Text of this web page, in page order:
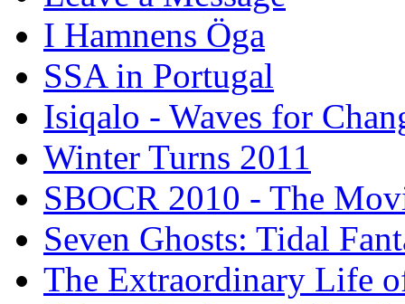
I Hamnens Öga
SSA in Portugal
Isiqalo - Waves for
Winter Turns 2011
SBOCR 2010 - The
Seven Ghosts: Tidal
The Extraordinary Life